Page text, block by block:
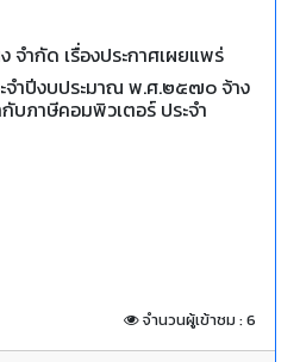
จำกัด เรื่องประกาศเผยแพร่
จำปีงบประมาณ พ.ศ.๒๕๗๐ จ้าง
บภาษีคอมพิวเตอร์ ประจำ
จำนวนผู้เข้าชม : 6